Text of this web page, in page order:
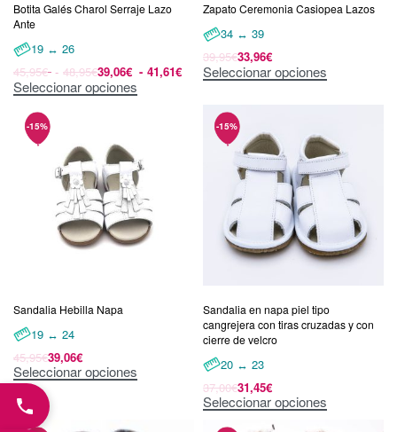
Botita Galés Charol Serraje Lazo
Ante
19 ↔ 26
45,95€ 48,95€39,06€ 41,61€
Seleccionar opciones
Zapato Ceremonia Casiopea Lazos
34 ↔ 39
39,95€33,96€
Seleccionar opciones
Sandalia Hebilla Napa
19 ↔ 24
45,95€39,06€
Seleccionar opciones
Sandalia en napa piel tipo
cangrejera con tiras cruzadas y con
cierre de velcro
20 ↔ 23
37,00€31,45€
Seleccionar opciones